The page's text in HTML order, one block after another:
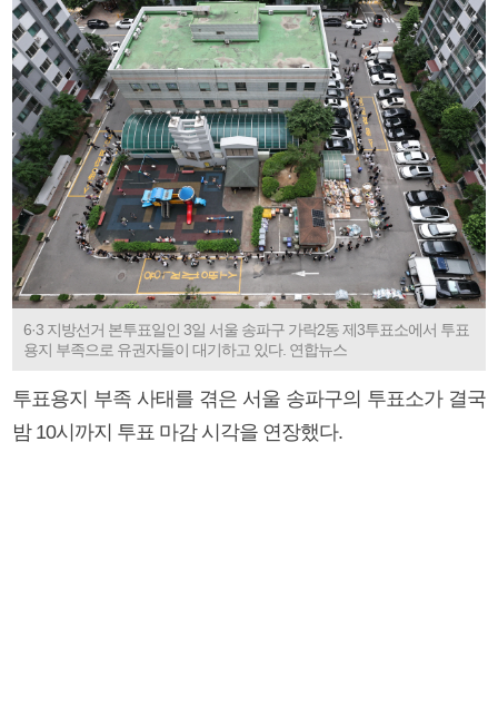
6·3 지방선거 본투표일인 3일 서울 송파구 가락2동 제3투표소에서 투표
용지 부족으로 유권자들이 대기하고 있다. 연합뉴스
투표용지 부족 사태를 겪은 서울 송파구의 투표소가 결국
밤 10시까지 투표 마감 시각을 연장했다.